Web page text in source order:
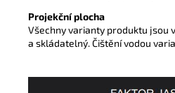
Projekční plocha
Všechny varianty produktu jsou
a skládatelný. Čištění vodou